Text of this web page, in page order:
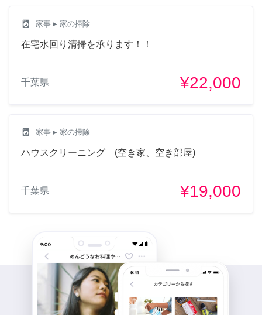
local_laundry_service 家事 ▸ 家の掃除
在宅水回り清掃を承ります！！
千葉県 ¥22,000
local_laundry_service 家事 ▸ 家の掃除
ハウスクリーニング (空き家、空き部屋)
千葉県 ¥19,000